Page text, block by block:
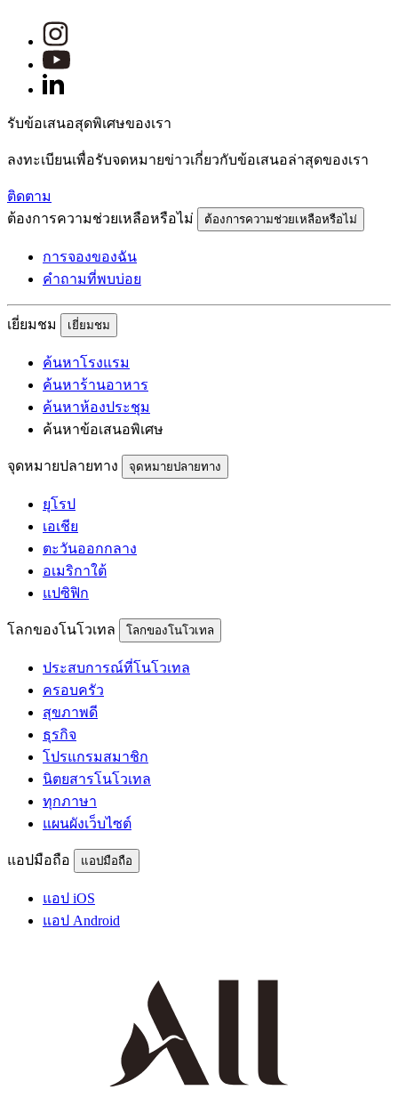
รับข้อเสนอสุดพิเศษของเรา
ลงทะเบียนเพื่อรับจดหมายข่าวเกี่ยวกับข้อเสนอล่าสุดของเรา
ติดตาม
ต้องการความช่วยเหลือหรือไม่
ต้องการความช่วยเหลือหรือไม่
การจองของฉัน
คำถามที่พบบ่อย
เยี่ยมชม เยี่ยมชม
ค้นหาโรงแรม
ค้นหาร้านอาหาร
ค้นหาห้องประชุม
ค้นหาข้อเสนอพิเศษ
จุดหมายปลายทาง จุดหมายปลายทาง
ยุโรป
เอเชีย
ตะวันออกกลาง
อเมริกาใต้
แปซิฟิก
โลกของโนโวเทล โลกของโนโวเทล
ประสบการณ์ที่โนโวเทล
ครอบครัว
สุขภาพดี
ธุรกิจ
โปรแกรมสมาชิก
นิตยสารโนโวเทล
ทุกภาษา
แผนผังเว็บไซต์
แอปมือถือ แอปมือถือ
แอป iOS
แอป Android